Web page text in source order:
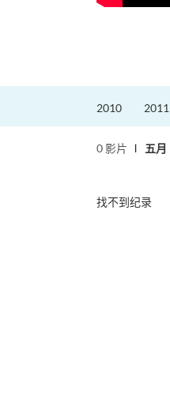
2010 2011
0 影片 五月
找不到纪录